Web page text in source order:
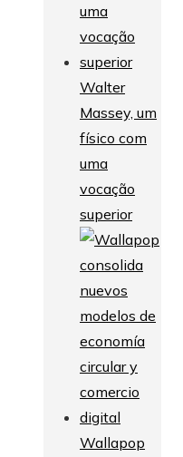
Walter
Massey, um
físico com
uma
vocação
superior
Wallapop